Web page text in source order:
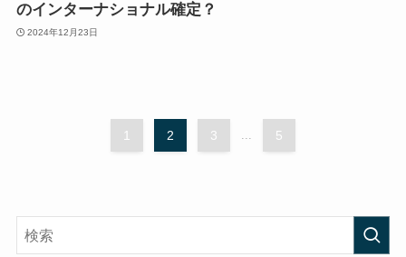
のインターナショナル確定？
2024年12月23日
1 2 3 ... 5